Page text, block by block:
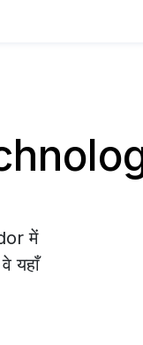
में
यहाँ